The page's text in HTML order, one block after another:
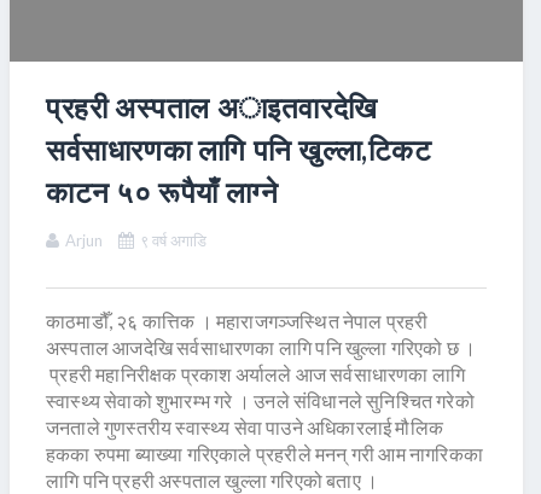
प्रहरी अस्पताल अाइतवारदेखि
सर्वसाधारणका लागि पनि खुल्ला,टिकट
काटन ५० रूपैयाँ लाग्ने
Arjun ९ वर्ष अगाडि
काठमाडौँ, २६ कात्तिक । महाराजगञ्जस्थित नेपाल प्रहरी
अस्पताल आजदेखि सर्वसाधारणका लागि पनि खुल्ला गरिएको छ ।
प्रहरी महानिरीक्षक प्रकाश अर्यालले आज सर्वसाधारणका लागि
स्वास्थ्य सेवाको शुभारम्भ गरे । उनले संविधानले सुनिश्चित गरेको
जनताले गुणस्तरीय स्वास्थ्य सेवा पाउने अधिकारलाई मौलिक
हकका रुपमा ब्याख्या गरिएकाले प्रहरीले मनन् गरी आम नागरिकका
लागि पनि प्रहरी अस्पताल खुल्ला गरिएको बताए ।